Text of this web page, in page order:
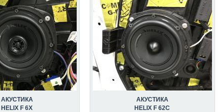
АКУСТИКА
HELIX F 6X
АКУСТИКА
HELIX F 62C